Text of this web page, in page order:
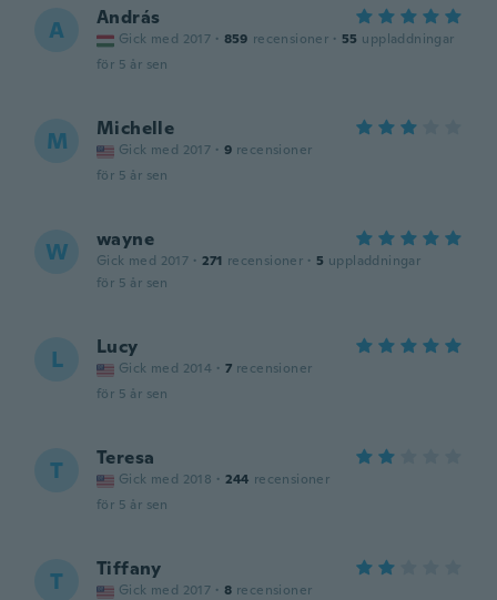
A András
Gick med 2017 · 859 recensioner · 55 uppladdningar
för 5 år sen
M Michelle
Gick med 2017 · 9 recensioner
för 5 år sen
W wayne
Gick med 2017 · 271 recensioner · 5 uppladdningar
för 5 år sen
L Lucy
Gick med 2014 · 7 recensioner
för 5 år sen
T Teresa
Gick med 2018 · 244 recensioner
för 5 år sen
T Tiffany
Gick med 2017 · 8 recensioner